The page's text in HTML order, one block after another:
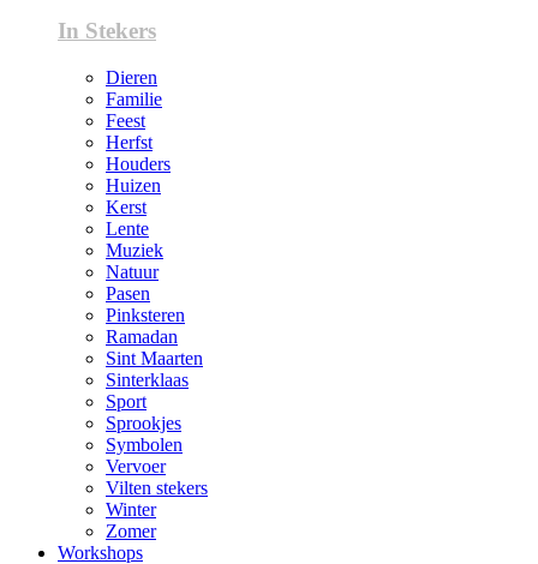
In Stekers
Dieren
Familie
Feest
Herfst
Houders
Huizen
Kerst
Lente
Muziek
Natuur
Pasen
Pinksteren
Ramadan
Sint Maarten
Sinterklaas
Sport
Sprookjes
Symbolen
Vervoer
Vilten stekers
Winter
Zomer
Workshops